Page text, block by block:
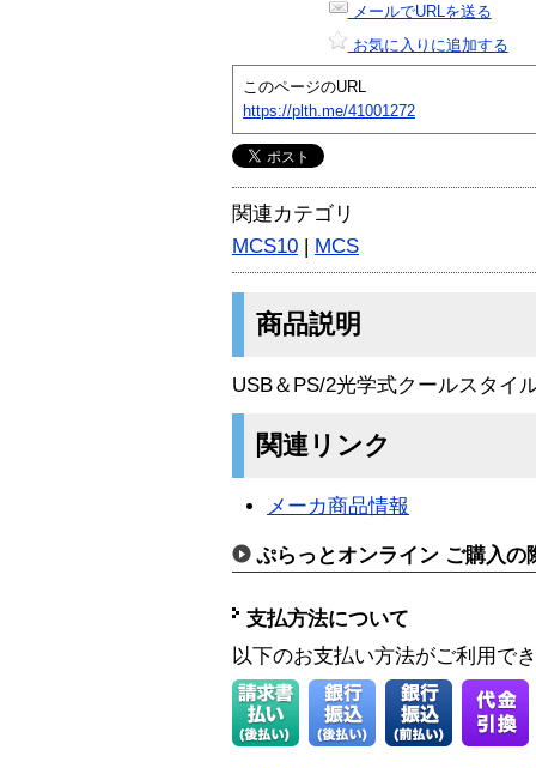
メールでURLを送る
お気に入りに追加する
このページのURL
https://plth.me/41001272
関連カテゴリ
MCS10 | MCS
商品説明
USB＆PS/2光学式クールスタイ
関連リンク
メーカ商品情報
ぷらっとオンライン ご購入の
支払方法について
以下のお支払い方法がご利用で